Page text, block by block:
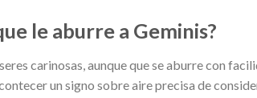
le aburre a Geminis?
carinosas, aunque que se aburre con
un signo sobre aire precisa de